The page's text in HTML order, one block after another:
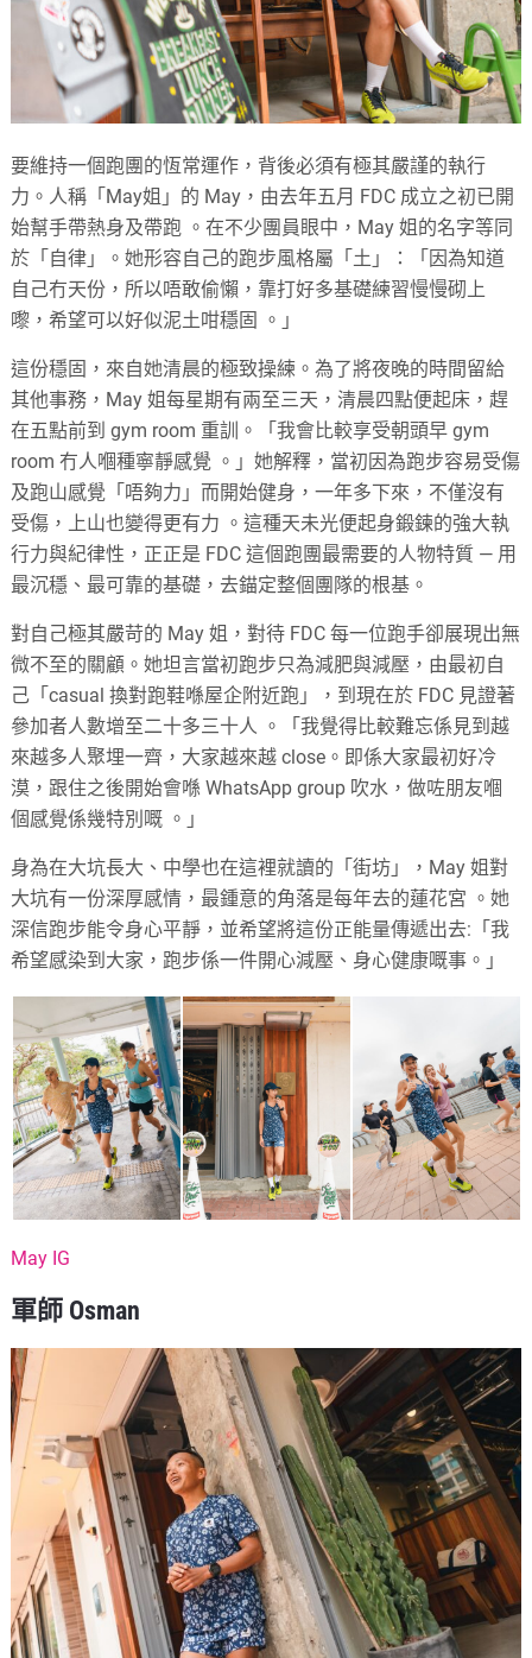
要維持一個跑團的恆常運作，背後必須有極其嚴謹的執行
力。人稱「May姐」的 May，由去年五月 FDC 成立之初已開
始幫手帶熱身及帶跑 。在不少團員眼中，May 姐的名字等同
於「自律」。她形容自己的跑步風格屬「土」：「因為知道
自己冇天份，所以唔敢偷懶，靠打好多基礎練習慢慢砌上
嚟，希望可以好似泥土咁穩固 。」
這份穩固，來自她清晨的極致操練。為了將夜晚的時間留給
其他事務，May 姐每星期有兩至三天，清晨四點便起床，趕
在五點前到 gym room 重訓。「我會比較享受朝頭早 gym
room 冇人嗰種寧靜感覺 。」她解釋，當初因為跑步容易受傷
及跑山感覺「唔夠力」而開始健身，一年多下來，不僅沒有
受傷，上山也變得更有力 。這種天未光便起身鍛鍊的強大執
行力與紀律性，正正是 FDC 這個跑團最需要的人物特質 — 用
最沉穩、最可靠的基礎，去錨定整個團隊的根基。
對自己極其嚴苛的 May 姐，對待 FDC 每一位跑手卻展現出無
微不至的關顧。她坦言當初跑步只為減肥與減壓，由最初自
己「casual 換對跑鞋喺屋企附近跑」，到現在於 FDC 見證著
參加者人數增至二十多三十人 。「我覺得比較難忘係見到越
來越多人聚埋一齊，大家越來越 close。即係大家最初好冷
漠，跟住之後開始會喺 WhatsApp group 吹水，做咗朋友嗰
個感覺係幾特別嘅 。」
身為在大坑長大、中學也在這裡就讀的「街坊」，May 姐對
大坑有一份深厚感情，最鍾意的角落是每年去的蓮花宮 。她
深信跑步能令身心平靜，並希望將這份正能量傳遞出去:「我
希望感染到大家，跑步係一件開心減壓、身心健康嘅事。」
May IG
軍師 Osman